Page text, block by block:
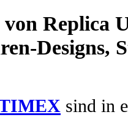
Replica
Designs,
sind in